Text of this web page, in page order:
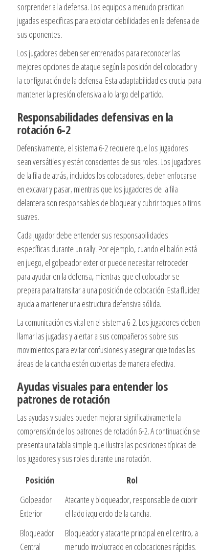
sorprender a la defensa. Los equipos a menudo practican
jugadas específicas para explotar debilidades en la defensa de
sus oponentes.
Los jugadores deben ser entrenados para reconocer las
mejores opciones de ataque según la posición del colocador y
la configuración de la defensa. Esta adaptabilidad es crucial para
mantener la presión ofensiva a lo largo del partido.
Responsabilidades defensivas en la
rotación 6-2
Defensivamente, el sistema 6-2 requiere que los jugadores
sean versátiles y estén conscientes de sus roles. Los jugadores
de la fila de atrás, incluidos los colocadores, deben enfocarse
en excavar y pasar, mientras que los jugadores de la fila
delantera son responsables de bloquear y cubrir toques o tiros
suaves.
Cada jugador debe entender sus responsabilidades
específicas durante un rally. Por ejemplo, cuando el balón está
en juego, el golpeador exterior puede necesitar retroceder
para ayudar en la defensa, mientras que el colocador se
prepara para transitar a una posición de colocación. Esta fluidez
ayuda a mantener una estructura defensiva sólida.
La comunicación es vital en el sistema 6-2. Los jugadores deben
llamar las jugadas y alertar a sus compañeros sobre sus
movimientos para evitar confusiones y asegurar que todas las
áreas de la cancha estén cubiertas de manera efectiva.
Ayudas visuales para entender los
patrones de rotación
Las ayudas visuales pueden mejorar significativamente la
comprensión de los patrones de rotación 6-2. A continuación se
presenta una tabla simple que ilustra las posiciones típicas de
los jugadores y sus roles durante una rotación.
Posición
Rol
Golpeador
Exterior
Atacante y bloqueador, responsable de cubrir
el lado izquierdo de la cancha.
Bloqueador
Central
Bloqueador y atacante principal en el centro, a
menudo involucrado en colocaciones rápidas.